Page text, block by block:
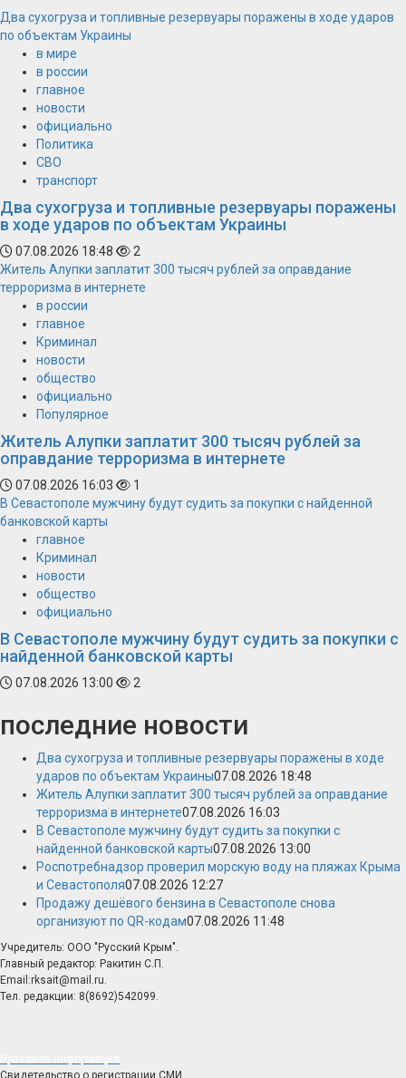
Два сухогруза и топливные резервуары поражены в ходе ударов
по объектам Украины
в мире
в россии
главное
новости
официально
Политика
СВО
транспорт
Два сухогруза и топливные резервуары поражены
в ходе ударов по объектам Украины
07.08.2026 18:48
2
Житель Алупки заплатит 300 тысяч рублей за оправдание
терроризма в интернете
в россии
главное
Криминал
новости
общество
официально
Популярное
Житель Алупки заплатит 300 тысяч рублей за
оправдание терроризма в интернете
07.08.2026 16:03
1
В Севастополе мужчину будут судить за покупки с найденной
банковской карты
главное
Криминал
новости
общество
официально
В Севастополе мужчину будут судить за покупки с
найденной банковской карты
07.08.2026 13:00 2
последние новости
Два сухогруза и топливные резервуары поражены в ходе
ударов по объектам Украины07.08.2026 18:48
Житель Алупки заплатит 300 тысяч рублей за оправдание
терроризма в интернете07.08.2026 16:03
В Севастополе мужчину будут судить за покупки с
найденной банковской карты07.08.2026 13:00
Роспотребнадзор проверил морскую воду на пляжах Крыма
и Севастополя07.08.2026 12:27
Продажу дешёвого бензина в Севастополе снова
организуют по QR-кодам07.08.2026 11:48
Учредитель: ООО "Русский Крым".
Главный редактор: Ракитин С.П.
Email:rksait@mail.ru.
Тел. редакции: 8(8692)542099.
Свидетельство о регистрации СМИ